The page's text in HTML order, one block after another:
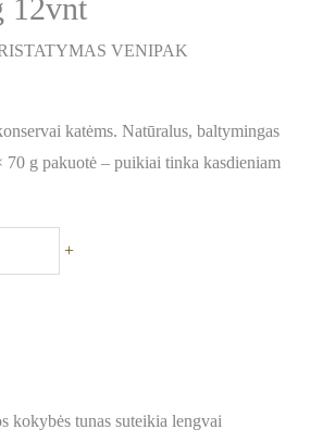
12vnt
VENIPAK
katėms. Natūralus, baltymingas
70 g pakuotė – puikiai tinka kasdieniam
+
kokybės tunas suteikia lengvai